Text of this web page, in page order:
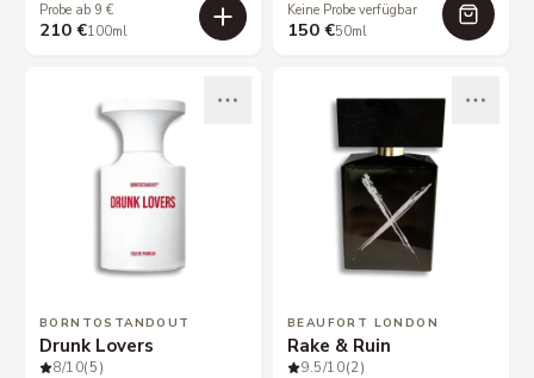
Probe ab 9 €
210 €100ml
Keine Probe verfügbar
150 €50ml
BORNTOSTANDOUT
Drunk Lovers
8/10(5)
BEAUFORT LONDON
Rake & Ruin
9.5/10(2)